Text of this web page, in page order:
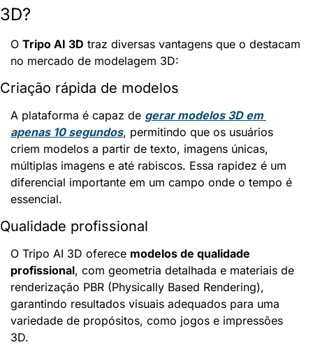
3D?
O Tripo AI 3D traz diversas vantagens que o destacam
no mercado de modelagem 3D:
Criação rápida de modelos
A plataforma é capaz de gerar modelos 3D em
apenas 10 segundos, permitindo que os usuários
criem modelos a partir de texto, imagens únicas,
múltiplas imagens e até rabiscos. Essa rapidez é um
diferencial importante em um campo onde o tempo é
essencial.
Qualidade profissional
O Tripo AI 3D oferece modelos de qualidade
profissional, com geometria detalhada e materiais de
renderização PBR (Physically Based Rendering),
garantindo resultados visuais adequados para uma
variedade de propósitos, como jogos e impressões
3D.